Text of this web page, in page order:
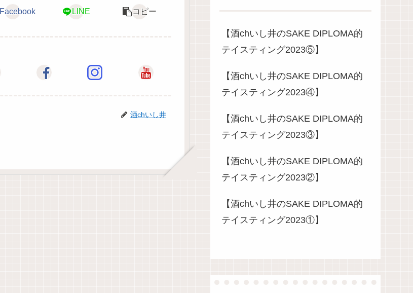
Facebook LINE コピー
酒chいし井
【酒chいし井のSAKE DIPLOMA的
テイスティング2023⑤】
【酒chいし井のSAKE DIPLOMA的
テイスティング2023④】
【酒chいし井のSAKE DIPLOMA的
テイスティング2023③】
【酒chいし井のSAKE DIPLOMA的
テイスティング2023②】
【酒chいし井のSAKE DIPLOMA的
テイスティング2023①】